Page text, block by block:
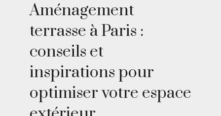
Aménagement
terrasse à Paris :
conseils et
inspirations pour
optimiser votre espace